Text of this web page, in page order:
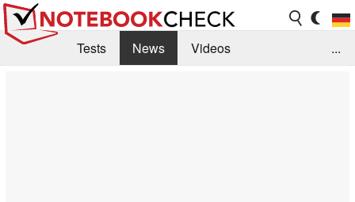
Tests News
Videos
...